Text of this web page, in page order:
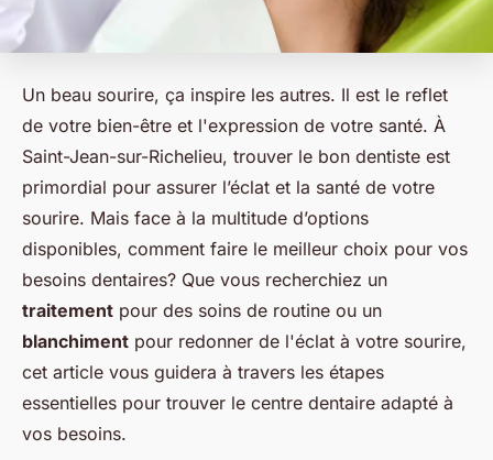
Un beau sourire, ça inspire les autres. Il est le reflet
de votre bien-être et l'expression de votre santé. À
Saint-Jean-sur-Richelieu, trouver le bon dentiste est
primordial pour assurer l’éclat et la santé de votre
sourire. Mais face à la multitude d’options
disponibles, comment faire le meilleur choix pour vos
besoins dentaires? Que vous recherchiez un
traitement pour des soins de routine ou un
blanchiment pour redonner de l'éclat à votre sourire,
cet article vous guidera à travers les étapes
essentielles pour trouver le centre dentaire adapté à
vos besoins.